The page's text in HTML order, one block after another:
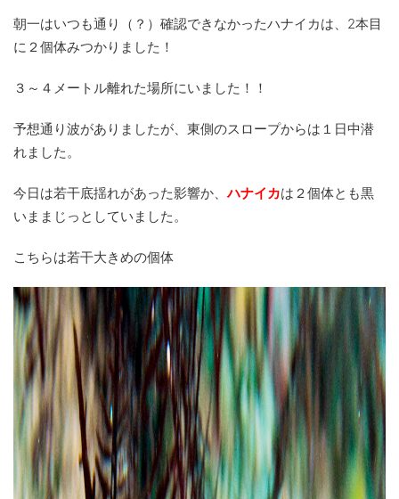
朝一はいつも通り（？）確認できなかったハナイカは、2本目
に２個体みつかりました！
３～４メートル離れた場所にいました！！
予想通り波がありましたが、東側のスロープからは１日中潜
れました。
今日は若干底揺れがあった影響か、ハナイカは２個体とも黒
いままじっとしていました。
こちらは若干大きめの個体